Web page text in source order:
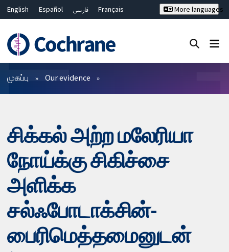
English Español فارسی
Français
Bahasa Malaysia
ไทย
繁體中文
简体中文
More languages
வடிகட்டிகள்
முகப்பு Our evidence
சிக்கல் அற்ற மலேரியா
நோய்க்கு சிகிச்சை
அளிக்க
சல்ஃபோடாக்சின்-
பைரிமெத்தமைனுடன்